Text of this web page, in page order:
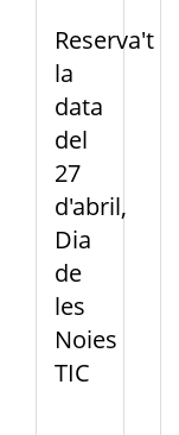
Reserva't
la
data
del
27
d'abril,
Dia
de
les
Noies
TIC